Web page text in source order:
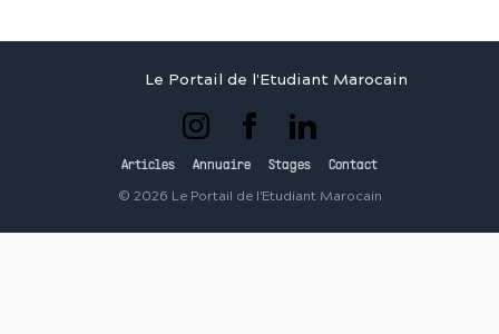
Le Portail de l'Etudiant Marocain
Articles Annuaire Stages Contact
© 2026 Le Portail de l'Etudiant Marocain